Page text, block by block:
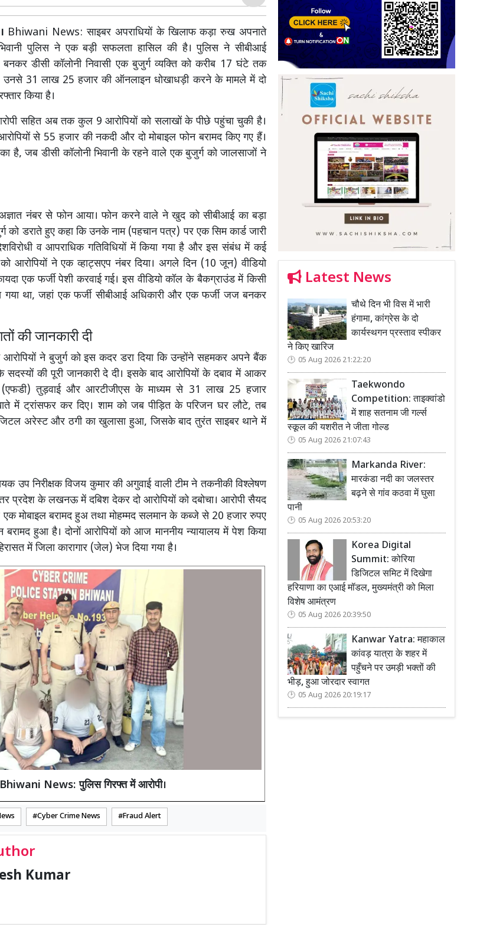
Bhiwani News: साइबर अपराधियों के खिलाफ कड़ा रुख अपनाते
पुलिस ने एक बड़ी सफलता हासिल की है। पुलिस ने सीबीआई
डीसी कॉलोनी निवासी एक बुजुर्ग व्यक्ति को करीब 17 घंटे तक
31 लाख 25 हजार की ऑनलाइन धोखाधड़ी करने के मामले में दो
किया है।
सहित अब तक कुल 9 आरोपियों को सलाखों के पीछे पहुंचा चुकी है।
से 55 हजार की नकदी और दो मोबाइल फोन बरामद किए गए हैं।
है, जब डीसी कॉलोनी भिवानी के रहने वाले एक बुजुर्ग को जालसाजों ने
नंबर से फोन आया। फोन करने वाले ने खुद को सीबीआई का बड़ा
को डराते हुए कहा कि उनके नाम (पहचान पत्र) पर एक सिम कार्ड जारी
व आपराधिक गतिविधियों में किया गया है और इस संबंध में कई
आरोपियों ने एक व्हाट्सएप नंबर दिया। अगले दिन (10 जून) वीडियो
एक फर्जी पेशी करवाई गई। इस वीडियो कॉल के बैकग्राउंड में किसी
गया था, जहां एक फर्जी सीबीआई अधिकारी और एक फर्जी जज बनकर
की जानकारी दी
ने बुजुर्ग को इस कदर डरा दिया कि उन्होंने सहमकर अपने बैंक
सदस्यों की पूरी जानकारी दे दी। इसके बाद आरोपियों के दबाव में आकर
(एफडी) तुड़वाई और आरटीजीएस के माध्यम से 31 लाख 25 हजार
में ट्रांसफर कर दिए। शाम को जब पीड़ित के परिजन घर लौटे, तब
अरेस्ट और ठगी का खुलासा हुआ, जिसके बाद तुरंत साइबर थाने में
उप निरीक्षक विजय कुमार की अगुवाई वाली टीम ने तकनीकी विश्लेषण
प्रदेश के लखनऊ में दबिश देकर दो आरोपियों को दबोचा। आरोपी सैयद
मोबाइल बरामद हुअ तथा मोहम्मद सलमान के कब्जे से 20 हजार रुपए
हुआ है। दोनों आरोपियों को आज माननीय न्यायालय में पेश किया
में जिला कारागार (जेल) भेज दिया गया है।
Bhiwani News: पुलिस गिरफ्त में आरोपी।
Cyber Crime News Fraud Alert
Kumar
Latest News
चौथे दिन भी विस में भारी
हंगामा, कांग्रेस के दो
कार्यस्थगन प्रस्ताव स्पीकर
ने किए खारिज
05 Aug 2026 21:22:20
Taekwondo
Competition: ताइक्वांडो
में शाह सतनाम जी गर्ल्स
स्कूल की यशरीत ने जीता गोल्ड
05 Aug 2026 21:07:43
Markanda River:
मारकंडा नदी का जलस्तर
बढ़ने से गांव कठवा में घुसा
पानी
05 Aug 2026 20:53:20
Korea Digital
Summit: कोरिया
डिजिटल समिट में दिखेगा
हरियाणा का एआई मॉडल, मुख्यमंत्री को मिला
विशेष आमंत्रण
05 Aug 2026 20:39:50
Kanwar Yatra: महाकाल
कांवड़ यात्रा के शहर में
पहुँचने पर उमड़ी भक्तों की
भीड़, हुआ जोरदार स्वागत
05 Aug 2026 20:19:17